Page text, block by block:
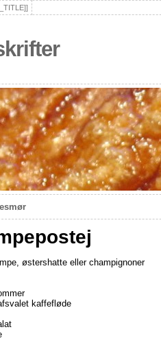
østershatte eller champignoner
kaffefløde